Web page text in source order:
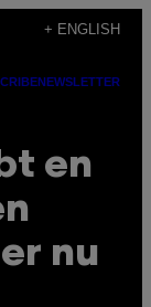
+ ENGLISH
NEWSLETTER
en
nu